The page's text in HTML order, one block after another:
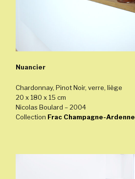
Nuancier
Chardonnay, Pinot Noir, verre, liège
20 x 180 x 15 cm
Nicolas Boulard – 2004
Collection Frac Champagne-Ardenne